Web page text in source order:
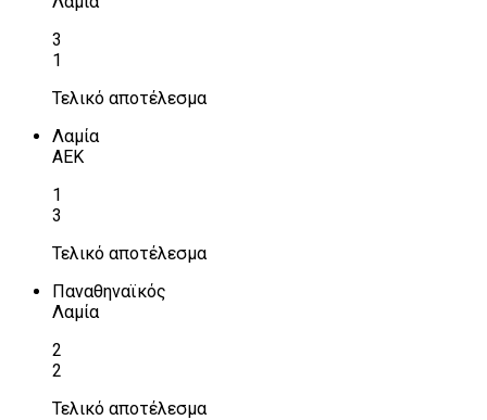
3
1
Τελικό αποτέλεσμα
Λαμία
ΑΕΚ
1
3
Τελικό αποτέλεσμα
Παναθηναϊκός
Λαμία
2
2
Τελικό αποτέλεσμα